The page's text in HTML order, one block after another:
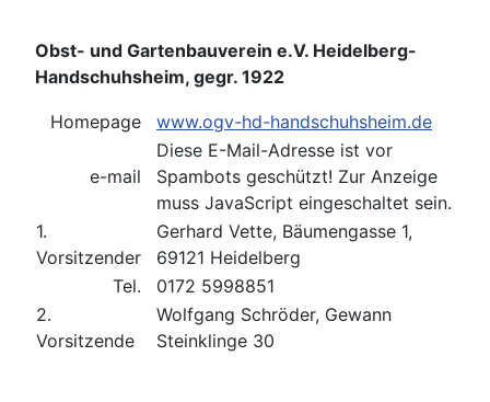
Obst- und Gartenbauverein e.V. Heidelberg-
Handschuhsheim, gegr. 1922
Homepage www.ogv-hd-handschuhsheim.de
e-mail
Diese E-Mail-Adresse ist vor
Spambots geschützt! Zur Anzeige
muss JavaScript eingeschaltet sein.
1.
Vorsitzender
Gerhard Vette, Bäumengasse 1,
69121 Heidelberg
Tel.
0172 5998851
2.
Vorsitzende
Wolfgang Schröder, Gewann
Steinklinge 30